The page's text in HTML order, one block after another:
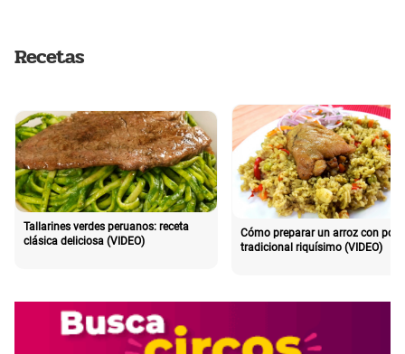
Recetas
Tallarines verdes peruanos: receta
clásica deliciosa (VIDEO)
Cómo preparar un arroz con pollo
tradicional riquísimo (VIDEO)